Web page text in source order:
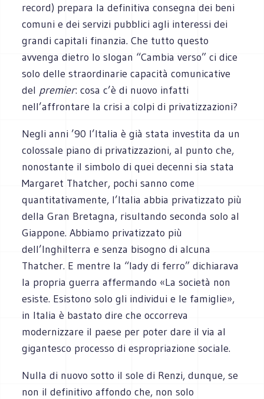
record) prepara la definitiva consegna dei beni
comuni e dei servizi pubblici agli interessi dei
grandi capitali finanzia. Che tutto questo
avvenga dietro lo slogan “Cambia verso” ci dice
solo delle straordinarie capacità comunicative
del premier: cosa c’è di nuovo infatti
nell’affrontare la crisi a colpi di privatizzazioni?
Negli anni ’90 l’Italia è già stata investita da un
colossale piano di privatizzazioni, al punto che,
nonostante il simbolo di quei decenni sia stata
Margaret Thatcher, pochi sanno come
quantitativamente, l’Italia abbia privatizzato più
della Gran Bretagna, risultando seconda solo al
Giappone. Abbiamo privatizzato più
dell’Inghilterra e senza bisogno di alcuna
Thatcher. E mentre la “lady di ferro” dichiarava
la propria guerra affermando «La società non
esiste. Esistono solo gli individui e le famiglie»,
in Italia è bastato dire che occorreva
modernizzare il paese per poter dare il via al
gigantesco processo di espropriazione sociale.
Nulla di nuovo sotto il sole di Renzi, dunque, se
non il definitivo affondo che, non solo